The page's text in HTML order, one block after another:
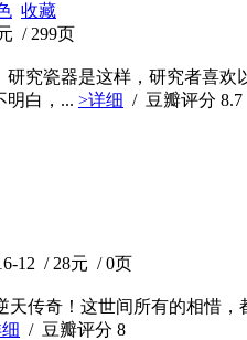
收藏
/ 299页
究瓷器是这样，研究者喜
明白，... >详细 / 豆瓣评分 8.7
12 / 28元 / 0页
传奇！这世间所有的相惜
/ 豆瓣评分 8